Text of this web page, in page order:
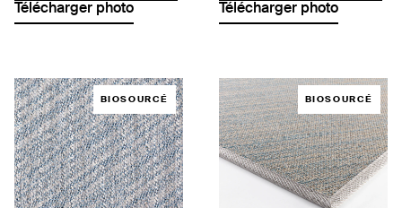
Télécharger photo
Télécharger photo
BIOSOURCÉ BIOSOURCÉ